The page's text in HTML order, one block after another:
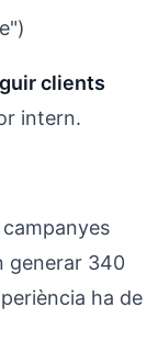
clients
intern.
generar 340
ha de